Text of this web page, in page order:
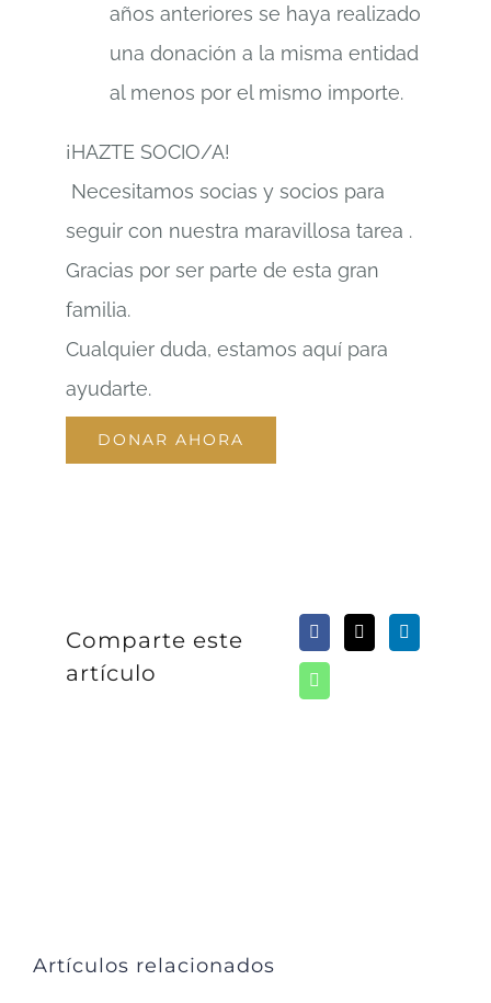
años anteriores se haya realizado
una donación a la misma entidad
al menos por el mismo importe.
¡HAZTE SOCIO/A!
Necesitamos socias y socios para
seguir con nuestra maravillosa tarea .
Gracias por ser parte de esta gran
familia.
Cualquier duda, estamos aquí para
ayudarte.
DONAR AHORA
Comparte este
artículo
Artículos relacionados
Arrenca
Colaboración